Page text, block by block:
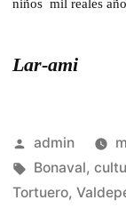
niños mil reales
Lar-ami
Publicado
por
admin
Etiquetas:
Bonaval,
Tortuero,